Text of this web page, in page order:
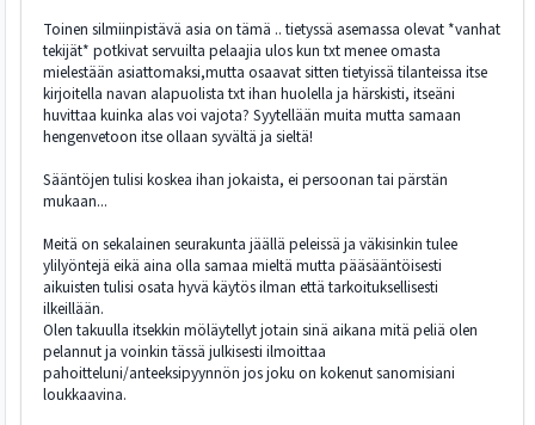
Toinen silmiinpistävä asia on tämä .. tietyssä asemassa olevat *vanhat
tekijät* potkivat servuilta pelaajia ulos kun txt menee omasta
mielestään asiattomaksi,mutta osaavat sitten tietyissä tilanteissa itse
kirjoitella navan alapuolista txt ihan huolella ja härskisti, itseäni
huvittaa kuinka alas voi vajota? Syytellään muita mutta samaan
hengenvetoon itse ollaan syvältä ja sieltä!
Sääntöjen tulisi koskea ihan jokaista, ei persoonan tai pärstän
mukaan...
Meitä on sekalainen seurakunta jäällä peleissä ja väkisinkin tulee
ylilyöntejä eikä aina olla samaa mieltä mutta pääsääntöisesti
aikuisten tulisi osata hyvä käytös ilman että tarkoituksellisesti
ilkeillään.
Olen takuulla itsekkin möläytellyt jotain sinä aikana mitä peliä olen
pelannut ja voinkin tässä julkisesti ilmoittaa
pahoitteluni/anteeksipyynnön jos joku on kokenut sanomisiani
loukkaavina.